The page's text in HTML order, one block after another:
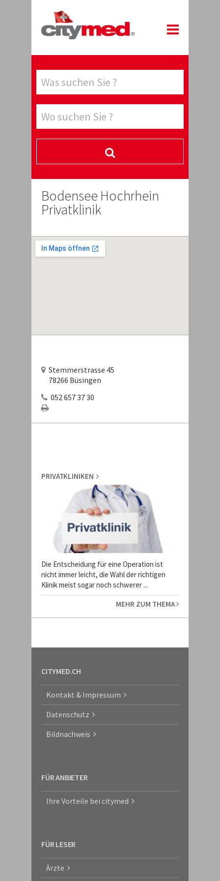
Bodensee Hochrhein
Privatklinik
Stemmerstrasse 45
78266 Büsingen
052 657 37 30
PRIVATKLINIKEN
Die Entscheidung für eine Operation ist
nicht immer leicht, die Wahl der richtigen
Klinik meist sogar noch schwerer ...
MEHR ZUM THEMA
CITYMED.CH
Kontakt & Impressum
Datenschutz
Bildnachweis
FÜR ANBIETER
Ihre Vorteile bei citymed
FÜR LESER
Ärzte